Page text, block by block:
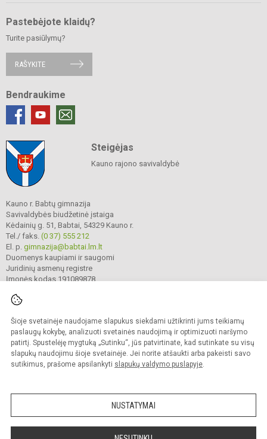
Šioje svetainėje naudojame slapukus siekdami užtikrinti jums teikiamų
paslaugų kokybę, analizuoti svetainės naudojimą ir optimizuoti naršymo
patirtį. Spustelėję mygtuką „Sutinku“, jūs patvirtinate, kad sutinkate su visų
slapukų naudojimu šioje svetainėje. Jei norite atšaukti arba pakeisti savo
sutikimus, prašome apsilankyti slapukų valdymo puslapyje.
NUSTATYMAI
Pastebėjote klaidų?
Turite pasiūlymų?
RAŠYKITE
Bendraukime
Steigėjas
Kauno rajono savivaldybė
Kauno r. Babtų gimnazija
Savivaldybės biudžetinė įstaiga
Kėdainių g. 51, Babtai, 54329 Kauno r.
Tel./ faks. (0 37) 555 212
El. p. gimnazija@babtai.lm.lt
Duomenys kaupiami ir saugomi
Juridinių asmenų registre
Įmonės kodas 191089878
© 2025. Kauno r. Babtų gimnazija. Visos teisės saugomos.
Kopijuoti turinį be raštiško gimnazijos sutikimo griežtai draudžiama.
Prieinamumo paraiška Slapukų politika
Sumanus būdas atnaujinti